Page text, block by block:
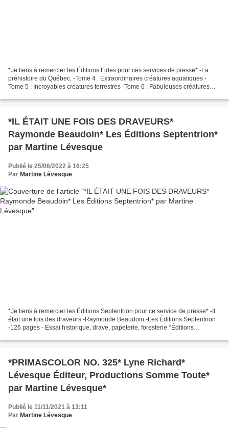
*Je tiens à remercier les Éditions Fides pour ces services de presse* -La
préhistoire du Québec, -Tome 4 : Extraordinaires créatures aquatiques -
Tome 5 : Incroyables créatures terrestres -Tome 6 : Fabuleuses créatures
*IL ÉTAIT UNE FOIS DES DRAVEURS*
Raymonde Beaudoin* Les Éditions Septentrion*
par Martine Lévesque
Publié le 25/06/2022 à 16:25
Par Martine Lévesque
*Je tiens à remercier les Éditions Septentrion pour ce service de presse* -Il
était une fois des draveurs -Raymonde Beaudoin -Les Éditions Septentrion
-126 pages - Essai historique, drave, papeterie, foresterie *Éditions
*PRIMASCOLOR NO. 325* Lyne Richard*
Lévesque Éditeur, Productions Somme Toute*
par Martine Lévesque*
Publié le 11/11/2021 à 13:11
Par Martine Lévesque